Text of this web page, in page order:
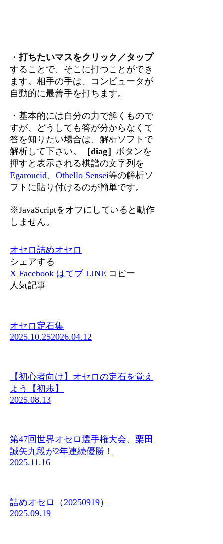
・打ちたいマスをクリック／タップ
することで、そこに打つことができ
ます。相手の手は、コンピュータが
自動的に最善手を打ちます。
・基本的には自分の力で解くもので
すが、どうしても答が分からなくて
答を知りたい場合は、解析ソフトで
解析して下さい。
［diag］ ボタンを
押すと表示される棋譜の文字列を
Egaroucid、Othello Sensei等の解析ソ
フトに貼り付けるのが簡単です。
※JavaScriptをオフにしていると動作
しません。
オセロ詰めオセロ
シェアする
X Facebook はてブ LINE コピー
人気記事
オセロ定石集
2025.10.252026.04.12
【初心者向け】オセロの定石を覚え
よう【初歩】
2025.08.13
第47回世界オセロ選手権大会、栗田
誠矢九段が2年連続優勝！
2025.11.16
詰めオセロ（20250919）
2025.09.19